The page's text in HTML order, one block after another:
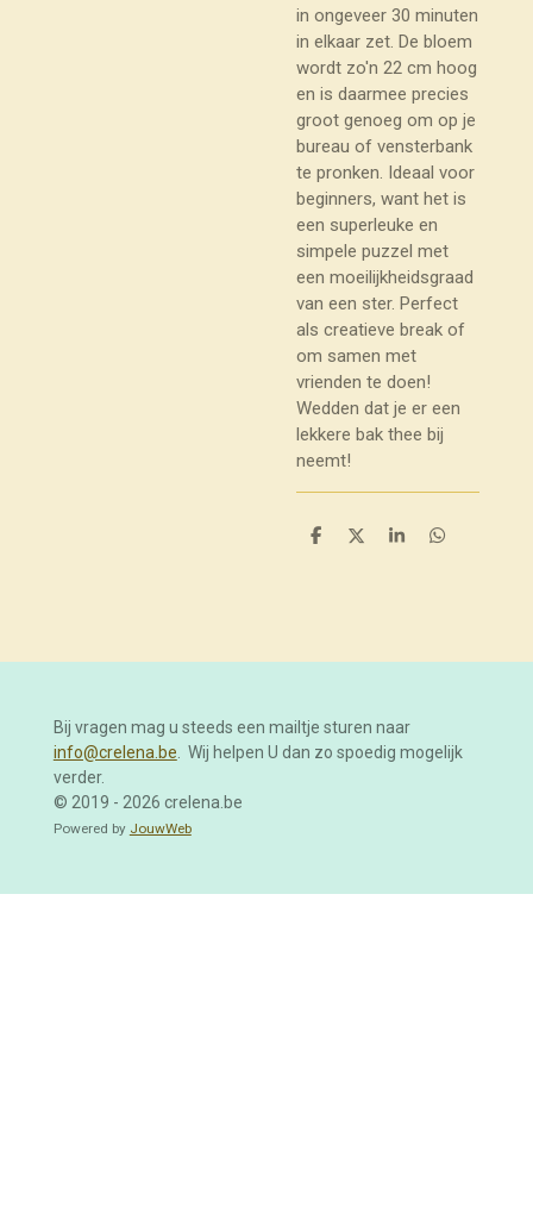
in ongeveer 30 minuten
in elkaar zet. De bloem
wordt zo'n 22 cm hoog
en is daarmee precies
groot genoeg om op je
bureau of vensterbank
te pronken. Ideaal voor
beginners, want het is
een superleuke en
simpele puzzel met
een moeilijkheidsgraad
van een ster. Perfect
als creatieve break of
om samen met
vrienden te doen!
Wedden dat je er een
lekkere bak thee bij
neemt!
D
D
S
D
Bij vragen mag u steeds een mailtje sturen naar
info@crelena.be. Wij helpen U dan zo spoedig mogelijk
verder.
© 2019 - 2026 crelena.be
Powered by JouwWeb